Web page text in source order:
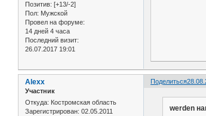
Позитив: [+13/-2]
Пол: Мужской
Провел на форуме:
14 дней 4 часа
Последний визит:
26.07.2017 19:01
Поделиться
Alexx
Участник
Откуда: Костромская область
Зарегистрирован: 02.05.2011
werden